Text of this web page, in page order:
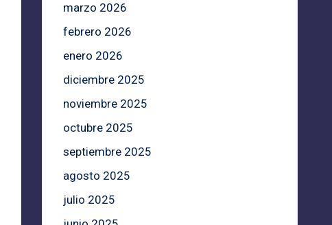
marzo 2026
febrero 2026
enero 2026
diciembre 2025
noviembre 2025
octubre 2025
septiembre 2025
agosto 2025
julio 2025